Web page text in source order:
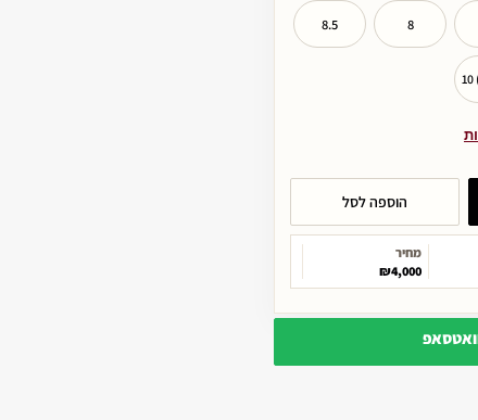
8
8.5
10
מחיר
₪4,000
הוספה לסל